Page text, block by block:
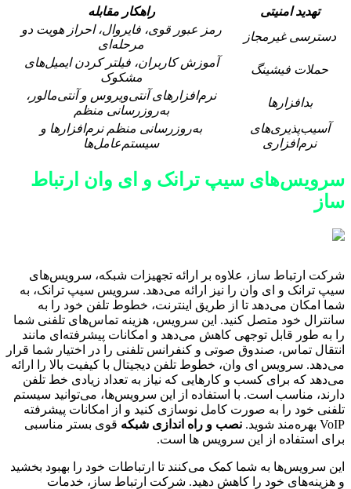
تهدید امنیتی
راهکار مقابله
دسترسی غیرمجاز
رمز عبور قوی، فایروال، احراز هویت دو
مرحله‌ای
حملات فیشینگ
آموزش کاربران، فیلتر کردن ایمیل‌های
مشکوک
بدافزارها
نرم‌افزارهای آنتی‌ویروس و آنتی‌مالور،
به‌روزرسانی منظم
آسیب‌پذیری‌های
نرم‌افزاری
به‌روزرسانی منظم نرم‌افزارها و
سیستم‌عامل‌ها
سرویس‌های سیپ ترانک و ای وان ارتباط
ساز
شرکت ارتباط ساز، علاوه بر ارائه تجهیزات شبکه، سرویس‌های
سیپ ترانک و ای وان را نیز ارائه می‌دهد. سرویس سیپ ترانک، به
شما امکان می‌دهد تا از طریق اینترنت، خطوط تلفن خود را به
سانترال خود متصل کنید. این سرویس، هزینه تماس‌های تلفنی شما
را به طور قابل توجهی کاهش می‌دهد و امکانات پیشرفته‌ای مانند
انتقال تماس، صندوق صوتی و کنفرانس تلفنی را در اختیار شما قرار
می‌دهد. سرویس ای وان، خطوط تلفن دیجیتال با کیفیت بالا را ارائه
می‌دهد که برای کسب و کارهایی که نیاز به تعداد زیادی خط تلفن
دارند، مناسب است. با استفاده از این سرویس‌ها، می‌توانید سیستم
تلفنی خود را به صورت کامل نوسازی کنید و از امکانات پیشرفته
VoIP بهره‌مند شوید.
نصب و راه اندازی شبکه قوی بستر مناسبی
برای استفاده از این سرویس ها است.
این سرویس‌ها به شما کمک می‌کنند تا ارتباطات خود را بهبود بخشید
و هزینه‌های خود را کاهش دهید. شرکت ارتباط ساز، خدمات